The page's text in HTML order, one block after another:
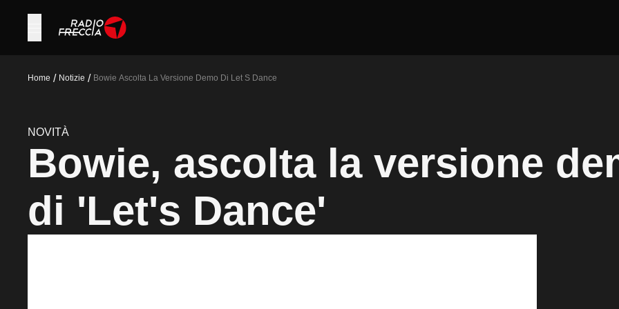
Home / Notizie / Bowie Ascolta La Versione Demo Di Let S Dance
NOVITÀ
Bowie, ascolta la versione
di 'Let's Dance'